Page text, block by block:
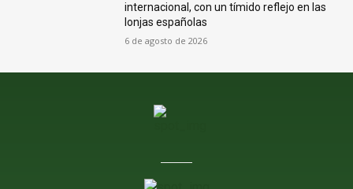
internacional, con un tímido reflejo en las
lonjas españolas
6 de agosto de 2026